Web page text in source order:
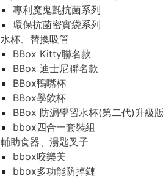
專利魔鬼氈抗菌系列
環保抗菌密實袋系列
水杯、替換吸管
BBox Kitty聯名款
BBox 迪士尼聯名款
BBox鴨嘴杯
BBox學飲杯
BBox 防漏學習水杯(第二代)升級版
bbox四合一套裝組
輔助食器、湯匙叉子
bbox咬樂美
bbox多功能防掉鏈